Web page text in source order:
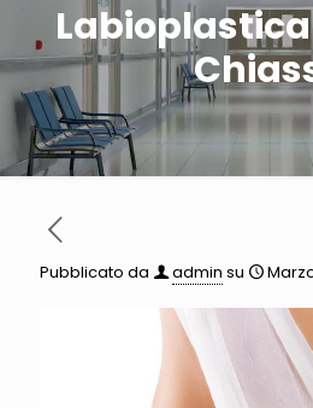
Pubblicato da admin su